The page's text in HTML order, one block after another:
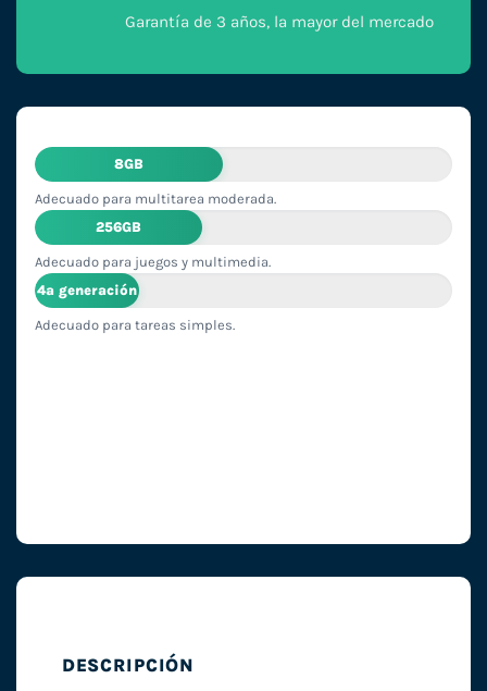
Garantía de 3 años, la mayor del mercado
8GB
Adecuado para multitarea moderada.
256GB
Adecuado para juegos y multimedia.
4ª generación
Adecuado para tareas simples.
DESCRIPCIÓN